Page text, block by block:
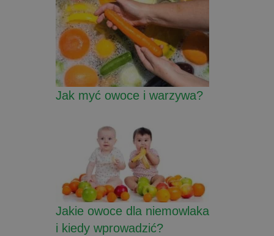
Jak myć owoce i warzywa?
Jakie owoce dla niemowlaka
i kiedy wprowadzić?